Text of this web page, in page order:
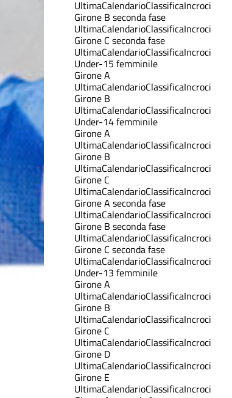
UltimaCalendarioClassificaIncroci
Girone B seconda fase
UltimaCalendarioClassificaIncroci
Girone C seconda fase
UltimaCalendarioClassificaIncroci
Under-15 femminile
Girone A
UltimaCalendarioClassificaIncroci
Girone B
UltimaCalendarioClassificaIncroci
Under-14 femminile
Girone A
UltimaCalendarioClassificaIncroci
Girone B
UltimaCalendarioClassificaIncroci
Girone C
UltimaCalendarioClassificaIncroci
Girone A seconda fase
UltimaCalendarioClassificaIncroci
Girone B seconda fase
UltimaCalendarioClassificaIncroci
Girone C seconda fase
UltimaCalendarioClassificaIncroci
Under-13 femminile
Girone A
UltimaCalendarioClassificaIncroci
Girone B
UltimaCalendarioClassificaIncroci
Girone C
UltimaCalendarioClassificaIncroci
Girone D
UltimaCalendarioClassificaIncroci
Girone E
UltimaCalendarioClassificaIncroci